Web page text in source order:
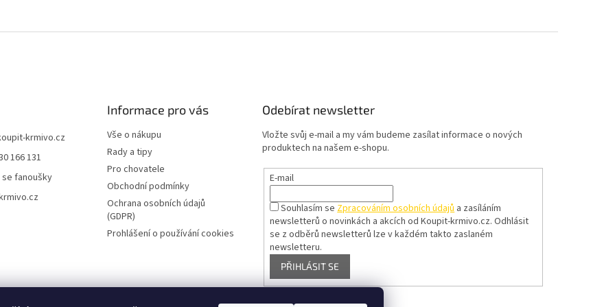
krmivo.cz
166 131
fanoušky
Informace pro vás
Vše o nákupu
Rady a tipy
Pro chovatele
Obchodní podmínky
Ochrana osobních údajů
(GDPR)
Prohlášení o používání cookies
Odebírat newsletter
Vložte svůj e-mail a my vám budeme zasílat informace o nových
produktech na našem e-shopu.
E-mail
Souhlasím se Zpracováním osobních údajů a zasíláním
newsletterů o novinkách a akcích od Koupit-krmivo.cz. Odhlásit
se z odběrů newsletterů lze v každém takto zaslaném
newsletteru.
PŘIHLÁSIT SE